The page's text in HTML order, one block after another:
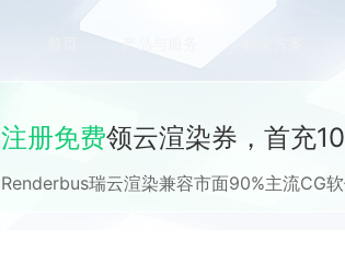
产品与服务
注册免费领云渲染券，首充
Renderbus瑞云渲染兼容市面90%主流CG